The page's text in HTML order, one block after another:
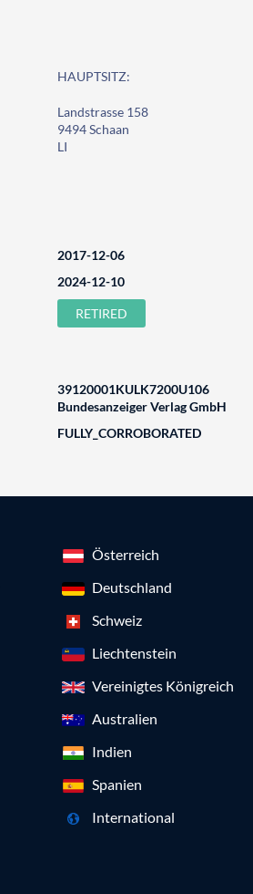
HAUPTSITZ:
Landstrasse 158
9494 Schaan
LI
2017-12-06
2024-12-10
RETIRED
39120001KULK7200U106
Bundesanzeiger Verlag GmbH
FULLY_CORROBORATED
Österreich
Deutschland
Schweiz
Liechtenstein
Vereinigtes Königreich
Australien
Indien
Spanien
International